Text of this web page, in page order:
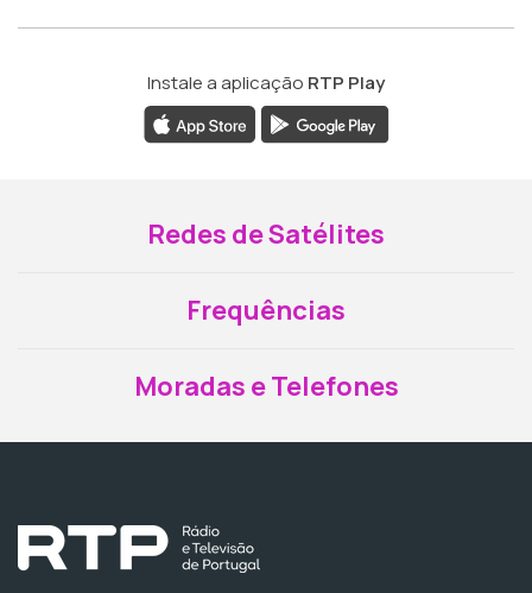
Instale a aplicação RTP Play
Redes de Satélites
Frequências
Moradas e Telefones